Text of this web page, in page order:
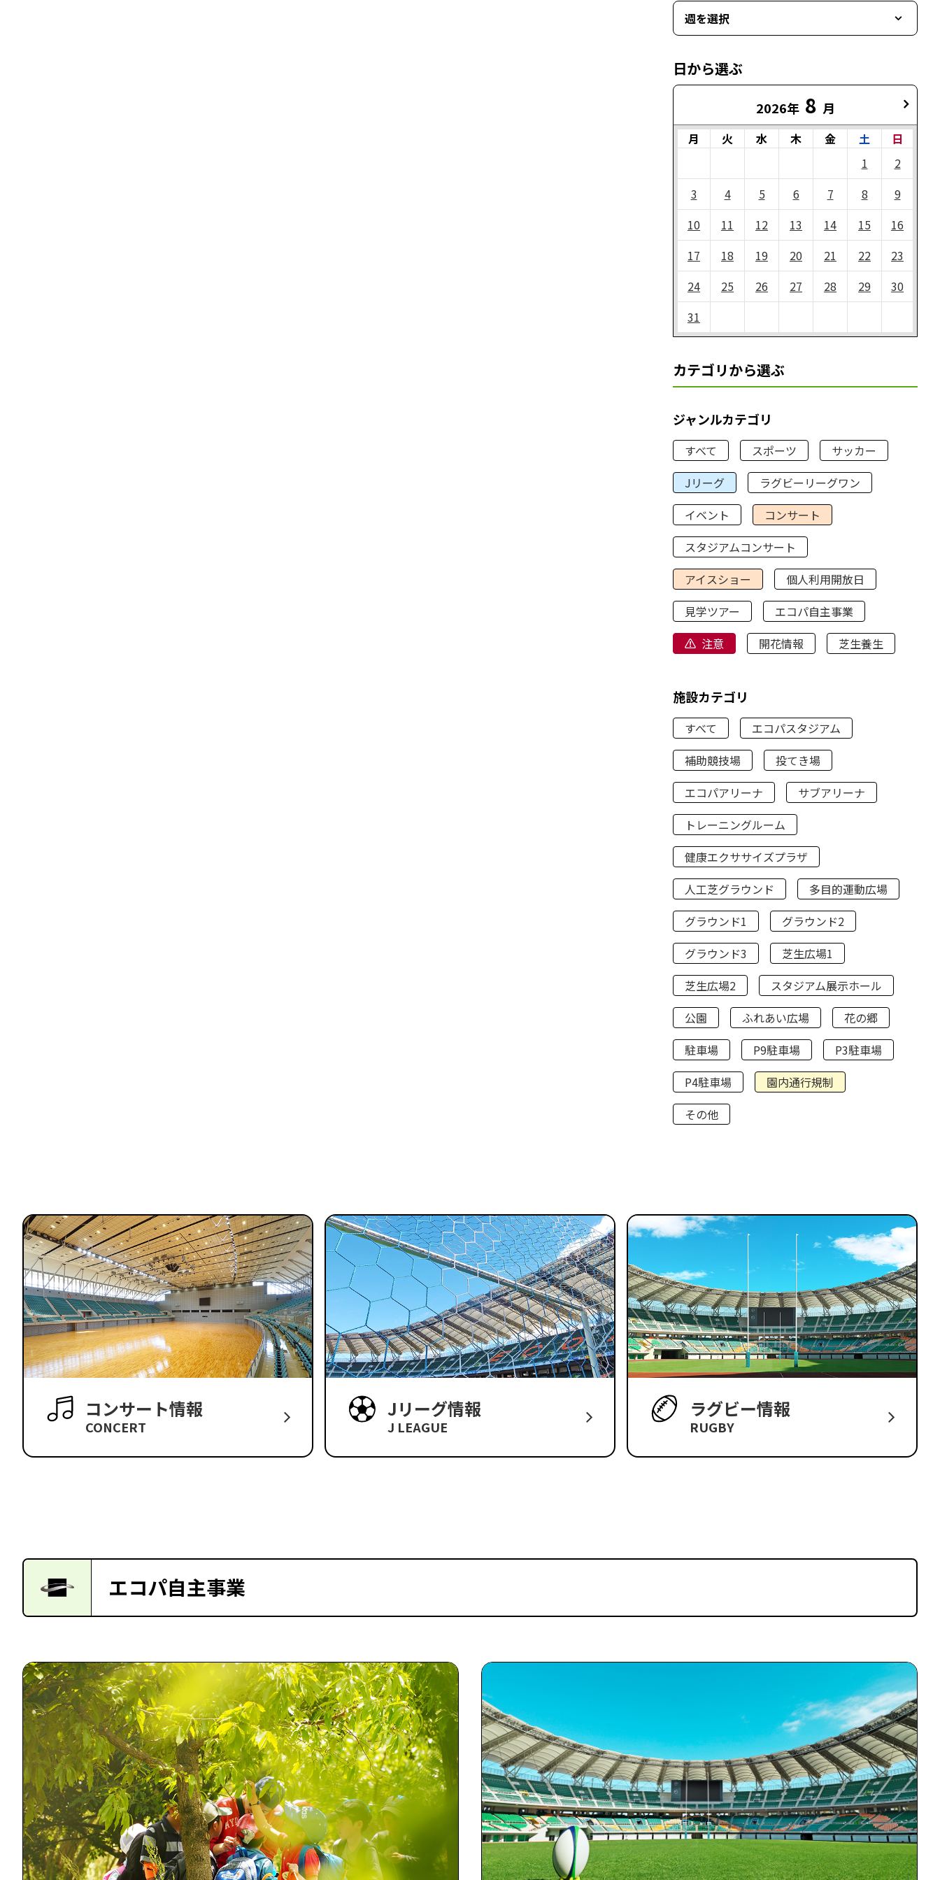
週を選択
日から選ぶ
2026年 8 月
月 火 水 木 金 土
日
1
2
3
4 5 6 7 8
9
10
11 12 13 14 15
16
17
18 19 20 21 22
23
24
25 26 27 28 29
30
31
カテゴリから選ぶ
ジャンルカテゴリ
すべて スポーツ
サッカー
Jリーグ
ラグビーリーグワン
イベント
コンサート
スタジアムコンサート
アイスショー
個人利用開放日
見学ツアー
エコパ自主事業
注意
開花情報 芝生養生
施設カテゴリ
すべて
エコパスタジアム
補助競技場
投てき場
エコパアリーナ
サブアリーナ
トレーニングルーム
健康エクササイズプラザ
人工芝グラウンド
多目的運動広場
グラウンド1
グラウンド2
グラウンド3
芝生広場1
芝生広場2
スタジアム展示ホール
公園
ふれあい広場
花の郷
駐車場
P9駐車場
P3駐車場
P4駐車場
園内通行規制
その他
コンサート情報
CONCERT
Jリーグ情報
J LEAGUE
ラグビー情報
RUGBY
エコパ自主事業